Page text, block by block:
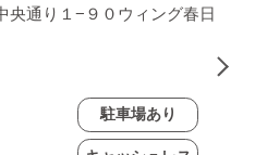
央通り１−９０ウィング春日
駐車場あり